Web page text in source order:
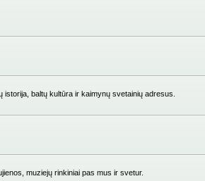
baltų kultūra ir kaimynų svetainių adresus.
muziejų rinkiniai pas mus ir svetur.